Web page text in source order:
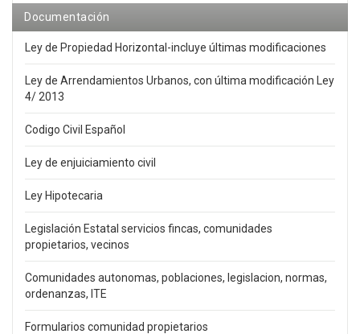
Documentación
Ley de Propiedad Horizontal-incluye últimas modificaciones
Ley de Arrendamientos Urbanos, con última modificación Ley
4/ 2013
Codigo Civil Español
Ley de enjuiciamiento civil
Ley Hipotecaria
Legislación Estatal servicios fincas, comunidades
propietarios, vecinos
Comunidades autonomas, poblaciones, legislacion, normas,
ordenanzas, ITE
Formularios comunidad propietarios